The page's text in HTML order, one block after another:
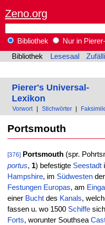
Zeno.org
Bibliothek
Nur in
Bibliothek
Lesesaal
Pierer's Universal-
Lexikon
Vorwort Stichwörter
Portsmouth
[376] Portsmouth(spr.
portus, 1) befestigte Seestadt
Hampshire, im Südwestender
Festungen Europas, am
einer Buchtdes Kanals,
fassen u. wo 1500 Schiffe
Forts, worunter Southsea